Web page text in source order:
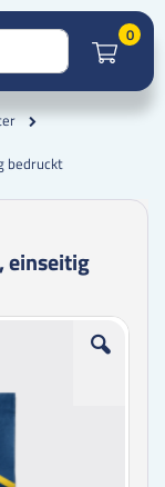
0
bedruckt
einseitig